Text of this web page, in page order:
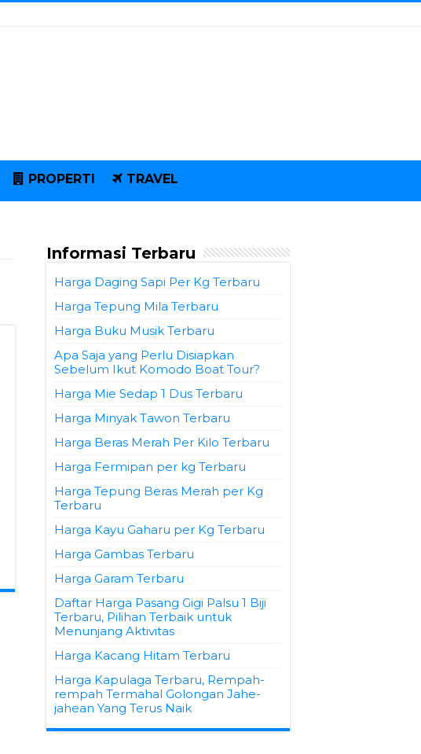
PROPERTI TRAVEL
Informasi Terbaru
Harga Daging Sapi Per Kg Terbaru
Harga Tepung Mila Terbaru
Harga Buku Musik Terbaru
Apa Saja yang Perlu Disiapkan
Sebelum Ikut Komodo Boat Tour?
Harga Mie Sedap 1 Dus Terbaru
Harga Minyak Tawon Terbaru
Harga Beras Merah Per Kilo Terbaru
Harga Fermipan per kg Terbaru
Harga Tepung Beras Merah per Kg
Terbaru
Harga Kayu Gaharu per Kg Terbaru
Harga Gambas Terbaru
Harga Garam Terbaru
Daftar Harga Pasang Gigi Palsu 1 Biji
Terbaru, Pilihan Terbaik untuk
Menunjang Aktivitas
Harga Kacang Hitam Terbaru
Harga Kapulaga Terbaru, Rempah-
rempah Termahal Golongan Jahe-
jahean Yang Terus Naik